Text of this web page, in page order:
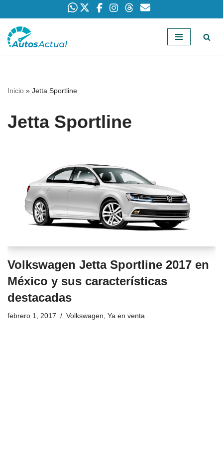
Saltar
Inicio » Jetta Sportline
Jetta Sportline
Volkswagen Jetta Sportline 2017 en
México y sus características
destacadas
febrero 1, 2017 Volkswagen Ya en venta